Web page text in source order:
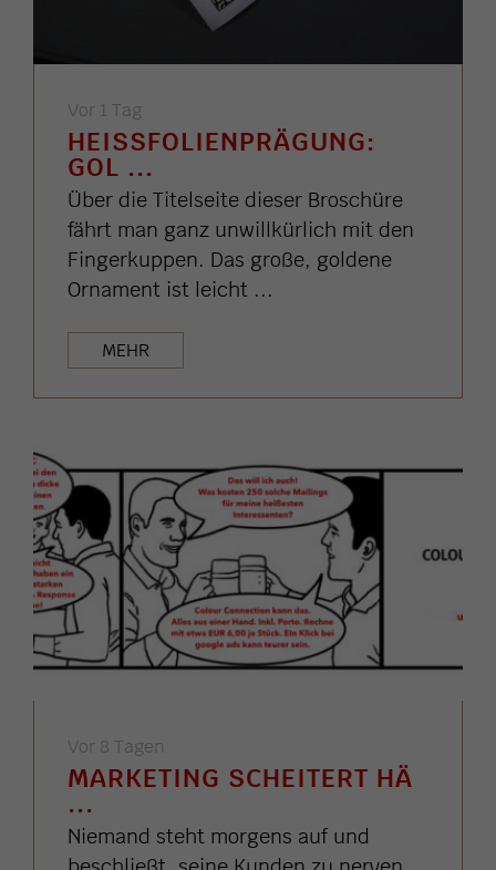
Vor 1 Tag
HEISSFOLIENPRÄGUNG: G
OL ...
Über die Titelseite dieser Broschüre
fährt man ganz unwillkürlich mit den
Fingerkuppen. Das große, goldene
Ornament ist leicht ...
MEHR
Vor 8 Tagen
MARKETING SCHEITERT HÄ
...
Niemand steht morgens auf und